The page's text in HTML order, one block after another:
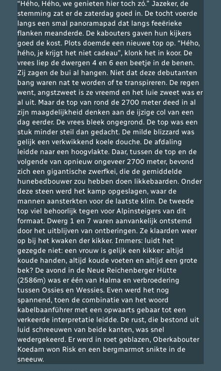
“Hého, Hého, we genieten hier toch zó.” Jazeker, de
stemming zat er de zaterdag goed in. De tocht voerde
langs een smal panoramapad dat langs feeërieke
flanken meanderde. De kabouters gaven hun kijkers
goed de kost. Plots doemde een nieuwe top op. “Hého,
hého, je krijgt het niet cadeau”, klonk het in koor. De
vrees liep de dwergen 4 en 6 een beetje in de benen.
Zij zagen de bui al hangen. Niet dat deze debutanten
bang waren nat te worden of te transpireren. De regen
went, angstzweet is ze vreemd en het luie zweet was er
al uit. Maar de top van rond de 2700 meter deed in al
zijn maagdelijkheid denken aan de ijzige col van een
dag eerder. De vrees bleek ongegrond. De top was een
stuk minder steil dan gedacht. De milde blizzard was
gelijk een verkwikkend koele douche. De afdaling
leidde naar een hoogvlakte. Daar, tussen de top en de
volgende van opnieuw ongeveer 2700 meter, bevond
zich een gigantische zwerfkei, die de gemiddelde
hunebedbouwer zou hebben doen likkebaarden. Onder
deze steen werd het kamp opgeslagen, waar de
mannen aansterkten voor de laatste klim. De tweede
top viel behoorlijk tegen voor Alpinsteigers van dit
formaat. Dwerg 1 en 7 waren aanvankelijk ontstemd
door het uitblijven van ontberingen. Ze klaarden weer
op bij het kwaken der kikker. Immers: luidt het
gezegde niet: een vrouw is gelijk een kikker: altijd
koude handen, altijd koude voeten en altijd een grote
bek? De avond in de Neue Reichenberger Hütte
(2586m) was er één van Halma en verbroedering
tussen Ossies en Wessies. Even werd het nog
spannend, toen de combinatie van het woord
kabelbaanführer met een opwaarts gebaar tot een
verkeerde interpretatie leidde. De rust, die bestond uit
luid schreeuwen van beide kanten, was snel
wedergekeerd. Er werd in roet geblazen, Oberkabouter
Koedam won Risk en een bergmarmot snikte in de
sneeuw.